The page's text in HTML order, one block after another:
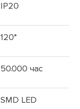
IP20
120°
50.000 час
SMD LED